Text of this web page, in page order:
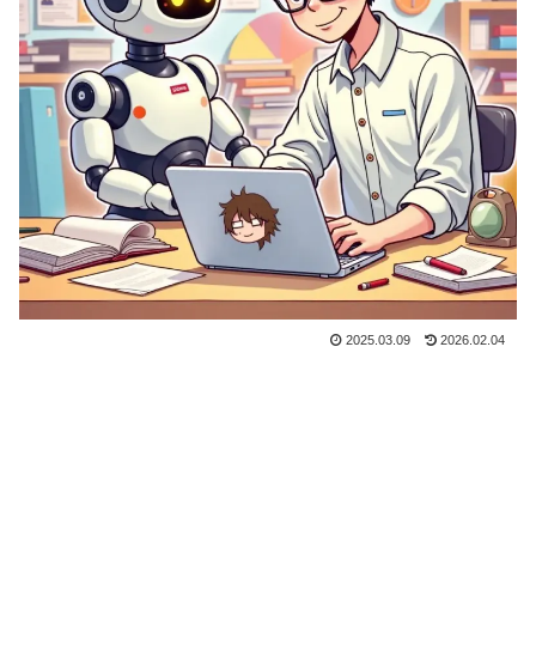
2025.03.09 2026.02.04